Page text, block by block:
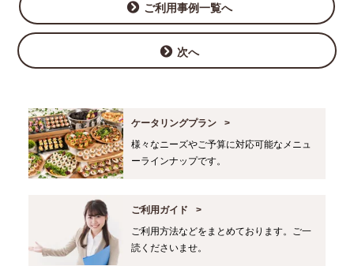
ご利用事例一覧へ
次へ
ケータリングプラン
様々なニーズやご予算に対応可能なメニュ
ーラインナップです。
ご利用ガイド
ご利用方法などをまとめております。ご一
読くださいませ。